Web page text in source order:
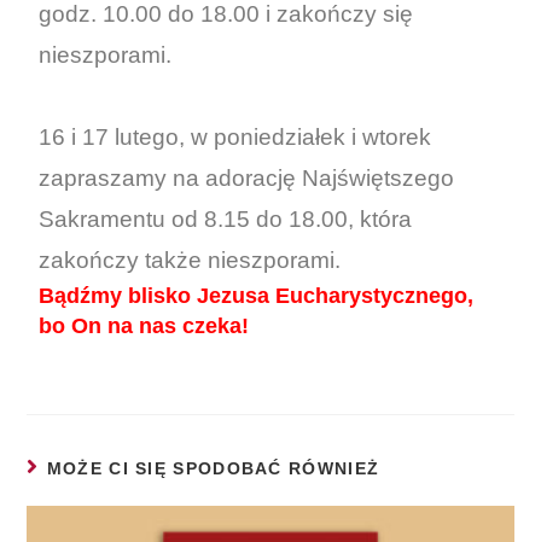
godz. 10.00 do 18.00 i zakończy się
nieszporami.
16 i 17 lutego, w poniedziałek i wtorek
zapraszamy na adorację Najświętszego
Sakramentu od 8.15 do 18.00, która
zakończy także nieszporami.
Bądźmy blisko Jezusa Eucharystycznego,
bo On na nas czeka!
MOŻE CI SIĘ SPODOBAĆ RÓWNIEŻ